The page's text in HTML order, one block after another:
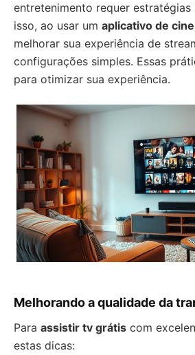
entretenimento requer estratégias
isso, ao usar um aplicativo de
melhorar sua experiência de
configurações simples. Essas
para otimizar sua experiência.
Melhorando a qualidade da
Para assistir tv grátis com
estas dicas: